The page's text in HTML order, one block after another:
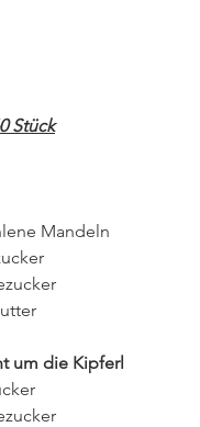
Stück
Mandeln
um die Kipferl